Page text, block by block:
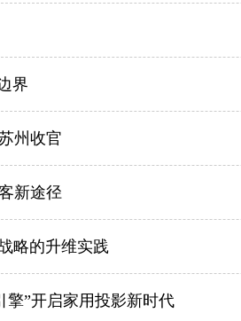
界
州收官
新途径
略的升维实践
擎”开启家用投影新时代